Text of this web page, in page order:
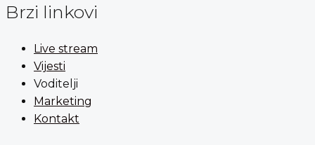
Brzi linkovi
Live stream
Vijesti
Voditelji
Marketing
Kontakt